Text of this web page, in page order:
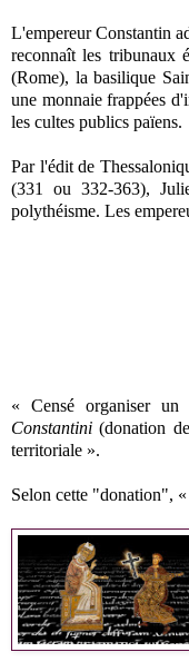
L'empereur Constantin
reconnaît les tribunaux
(Rome), la basilique
une monnaie frappées
les cultes publics païens.
Par l'édit de
(331 ou 332-363),
polythéisme. Les
« Censé organiser un
Constantini (donation
territoriale ».
Selon cette "donation",